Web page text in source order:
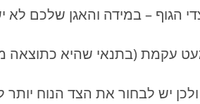
הגוף – במידה והאגן שלכם לא
עקמת (בתנאי שהיא כתוצאה
יש לבחור את הצד הנוח יותר